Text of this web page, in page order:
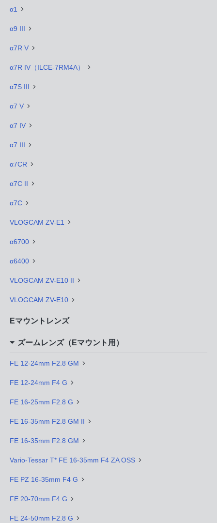
α1
α9 III
α7R V
α7R IV（ILCE-7RM4A）
α7S III
α7 V
α7 IV
α7 III
α7CR
α7C II
α7C
VLOGCAM ZV-E1
α6700
α6400
VLOGCAM ZV-E10 II
VLOGCAM ZV-E10
Eマウントレンズ
ズームレンズ（Eマウント用）
FE 12-24mm F2.8 GM
FE 12-24mm F4 G
FE 16-25mm F2.8 G
FE 16-35mm F2.8 GM II
FE 16-35mm F2.8 GM
Vario-Tessar T* FE 16-35mm F4 ZA OSS
FE PZ 16-35mm F4 G
FE 20-70mm F4 G
FE 24-50mm F2.8 G